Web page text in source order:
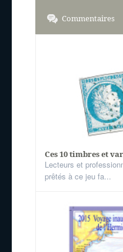
Commentaires
Ces 10 timbres et
Lecteurs et
prêtés à ce jeu fa...